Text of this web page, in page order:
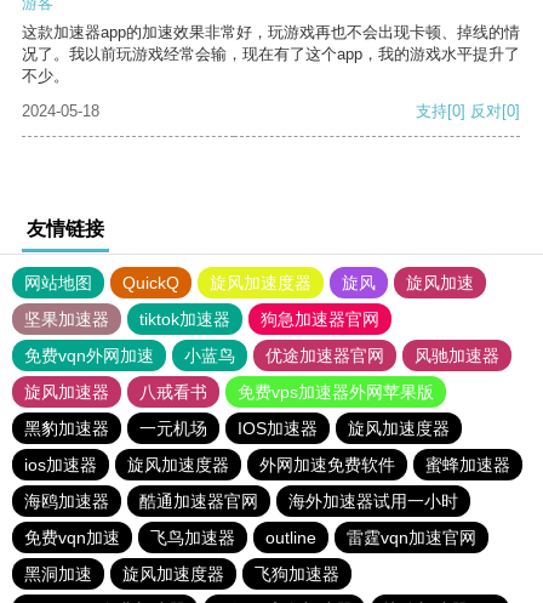
这款加速器app的加速效果非常好，玩游戏再也不会出现卡顿、掉线的情
况了。我以前玩游戏经常会输，现在有了这个app，我的游戏水平提升了
不少。
2024-05-18
支持[0] 反对[0]
友情链接
网站地图 QuickQ 旋风加速度器 旋风
旋风加速
坚果加速器
tiktok加速器
狗急加速器官网
免费vqn外网加速
小蓝鸟 优途加速器官网
风驰加速器
旋风加速器
八戒看书
免费vps加速器外网苹果版
黑豹加速器
一元机场 IOS加速器
旋风加速度器
ios加速器
旋风加速度器 外网加速免费软件
蜜蜂加速器
海鸥加速器
酷通加速器官网
海外加速器试用一小时
免费vqn加速
飞鸟加速器 outline
雷霆vqn加速官网
黑洞加速
旋风加速度器
飞狗加速器